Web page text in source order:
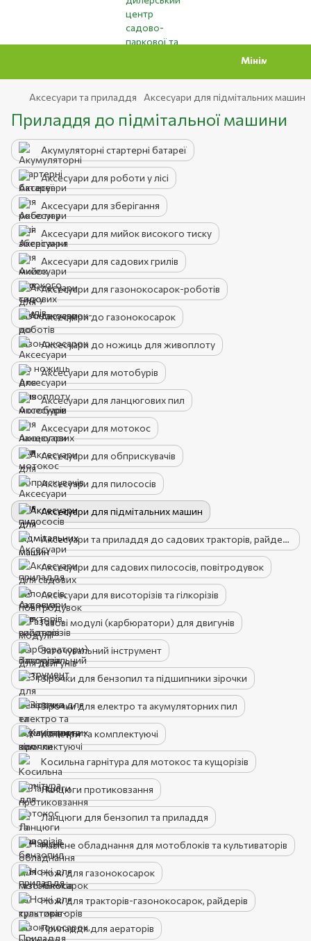
Мінімальна сума
Аксесуари та приладдя Аксесуари для підмітальних машин
Приладдя до підмітальної машини
Акумуляторні стартерні батареї
Аксесуари для роботи у лісі
Аксесуари для зберігання
Аксесуари для мийок високого тиску
Аксесуари для садових грилів
Аксесуари для газонокосарок-роботів
Аксесуари до газонокосарок
Аксесуари до ножиць для живоплоту
Аксесуари для мотобурів
Аксесуари для ланцюгових пил
Аксесуари для мотокос
Аксесуари для обприскувачів
Аксесуари для пилососів
Аксесуари для підмітальних машин
Аксесуари та приладдя до садових тракторів, райдерів
Аксесуари для садових пилососів, повітродувок
Аксесуари для висоторізів та гілкорізів
Газові модулі (карбюратори) для двигунів
Заточувальний інструмент
Зірочки для бензопил та підшипники зірочки
Зірочки для електро та акумуляторних пил
Каністри та комплектуючі
Косильна гарнітура для мотокос та кущорізів
Ланцюги протиковзання
Ланцюги для бензопил та приладдя
Навісне обладнання для мотоблоків та культиваторів
Ножі для газонокосарок
Ножі для тракторів-газонокосарок, райдерів
Приладдя для аераторів